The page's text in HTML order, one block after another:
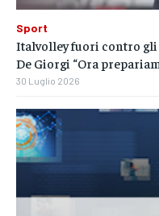
Sport
Italvolley fuori contro gli
De Giorgi “Ora
30 Luglio 2026